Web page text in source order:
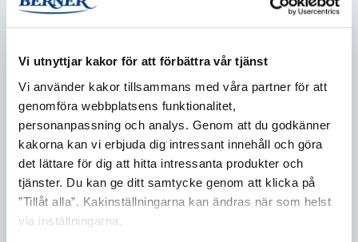
Vi utnyttjar kakor för att förbättra vår tjänst
Vi använder kakor tillsammans med våra partner för att
genomföra webbplatsens funktionalitet,
personanpassning och analys. Genom att du godkänner
kakorna kan vi erbjuda dig intressant innehåll och göra
det lättare för dig att hitta intressanta produkter och
tjänster. Du kan ge ditt samtycke genom att klicka på
”Tillåt alla”. Kakinställningarna kan ändras när som helst
via inställningarna.
Företag *
E-post *
Telefonnummer